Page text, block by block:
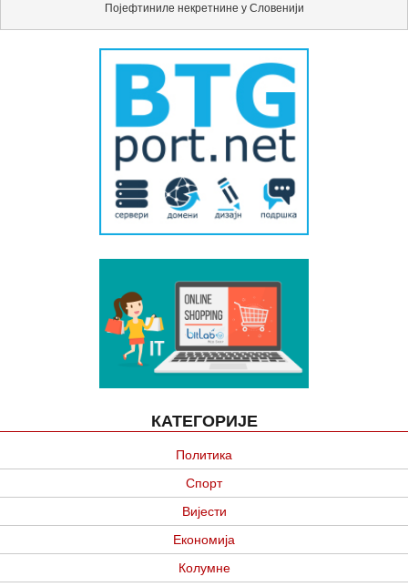
Појефтиниле некретнине у Словенији
КАТЕГОРИЈЕ
Политика
Спорт
Вијести
Економија
Колумне